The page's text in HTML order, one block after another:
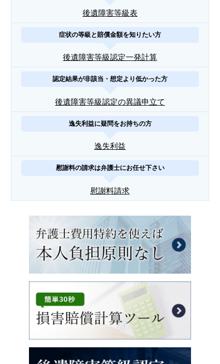
後遺障害等級表
症状の等級と賠償金額を知りたい方
後遺障害等級認定一発計算
認定結果が非該当・想定より低かった方
後遺障害等級認定の異議申立て
逸失利益に疑問をお持ちの方
逸失利益
慰謝料の請求は弁護士にお任せ下さい
慰謝料請求